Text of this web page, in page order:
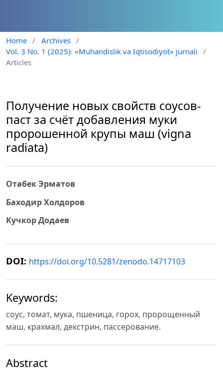
Home / Archives /
Vol. 3 No. 1 (2025): «Muhandislik va Iqtisodiyot» jurnali
/
Articles
Получение новых свойств соусов-
паст за счёт добавления муки
пророшенной крупы маш (vigna
radiata)
Отабек Эрматов
Баходир Холдоров
Кучкор Додаев
DOI: https://doi.org/10.5281/zenodo.14717103
Keywords:
соус, томат, мука, пшеница, горох, пророщенный
маш, крахмал, декстрин, пассерование.
Abstract